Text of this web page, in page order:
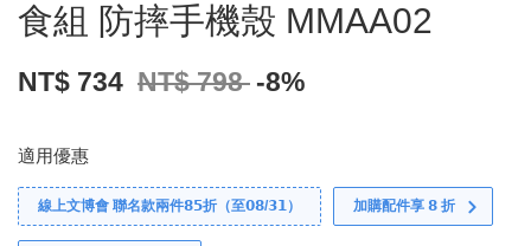
食組 防摔手機殼 MMAA02
NT$ 734 NT$ 798 -8%
適用優惠
線上文博會 聯名款兩件𝟴𝟱折（至𝟬𝟴/𝟯𝟭） 加購配件享 𝟴 折